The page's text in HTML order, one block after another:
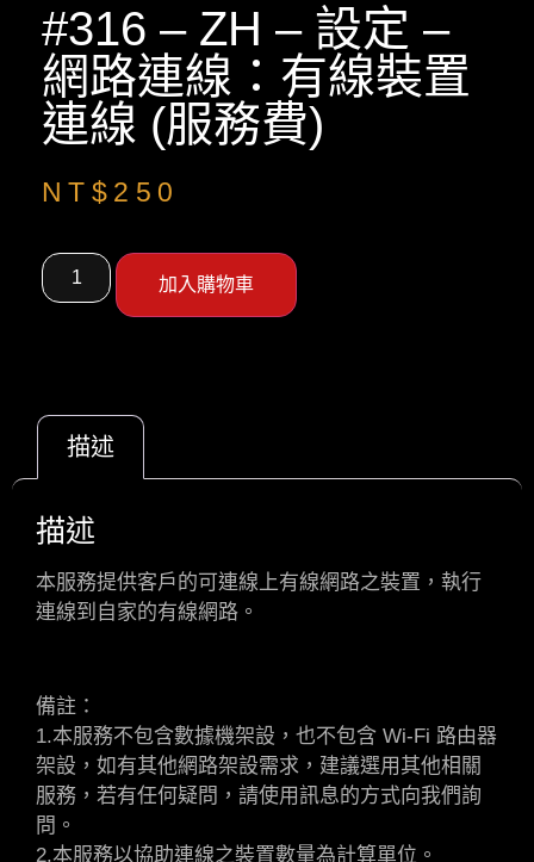
#316 – ZH – 設定 –
網路連線：有線裝置
連線 (服務費)
NT$ 250
加入購物車
描述
描述
本服務提供客戶的可連線上有線網路之裝置，執行
連線到自家的有線網路。
備註：
1.本服務不包含數據機架設，也不包含 Wi-Fi 路由器
架設，如有其他網路架設需求，建議選用其他相關
服務，若有任何疑問，請使用訊息的方式向我們詢
問。
2.本服務以協助連線之裝置數量為計算單位。